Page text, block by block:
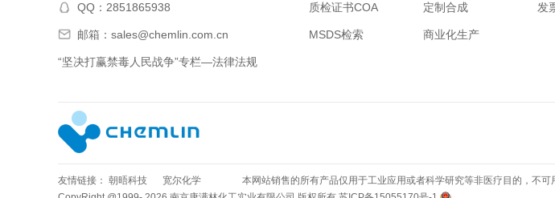
QQ：2851865938
邮箱：sales@chemlin.com.cn
“坚决打赢禁毒人民战争”专栏—法律法规
质检证书COA
MSDS检索
定制合成
商业化生产
发
友情链接： 朝晤科技 宽尔化学
本网站销售的所有产品仅用于工业应用或者科学研究等非医疗目的，不可